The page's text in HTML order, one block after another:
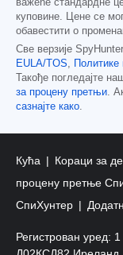
куповине. Цене се
обавестити о
Све верзије
EULA/TOS
Политике
Такође погледајте
за процену претњи .
сазнајте како
Кућа Кораци за
процену претње
СпиХунтер
Регистрован уред: